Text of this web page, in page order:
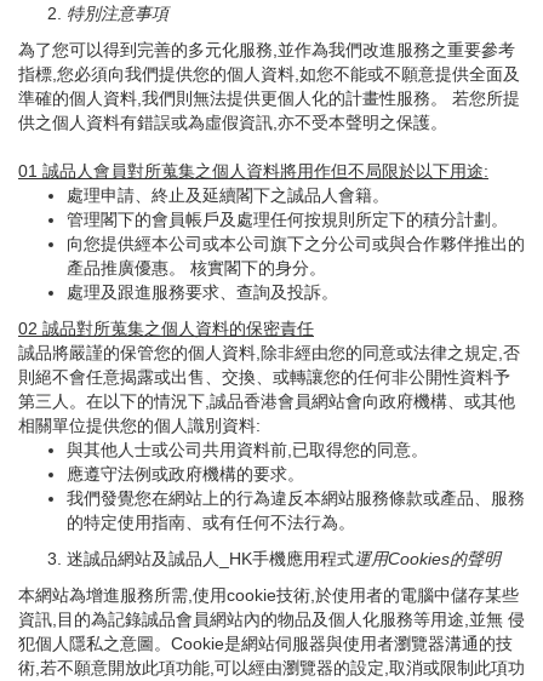
特別注意事項
為了您可以得到完善的多元化服務,並作為我們改進服務之重要參考
指標,您必須向我們提供您的個人資料,如您不能或不願意提供全面及
準確的個人資料,我們則無法提供更個人化的計畫性服務。 若您所提
供之個人資料有錯誤或為虛假資訊,亦不受本聲明之保護。
01 誠品人會員對所蒐集之個人資料將用作但不局限於以下用途:
處理申請、終止及延續閣下之誠品人會籍。
管理閣下的會員帳戶及處理任何按規則所定下的積分計劃。
向您提供經本公司或本公司旗下之分公司或與合作夥伴推出的
產品推廣優惠。 核實閣下的身分。
處理及跟進服務要求、查詢及投訴。
02 誠品對所蒐集之個人資料的保密責任
誠品將嚴謹的保管您的個人資料,除非經由您的同意或法律之規定,否
則絕不會任意揭露或出售、交換、或轉讓您的任何非公開性資料予
第三人。在以下的情況下,誠品香港會員網站會向政府機構、或其他
相關單位提供您的個人識別資料:
與其他人士或公司共用資料前,已取得您的同意。
應遵守法例或政府機構的要求。
我們發覺您在網站上的行為違反本網站服務條款或產品、服務
的特定使用指南、或有任何不法行為。
迷誠品網站及誠品人_HK手機應用程式運用Cookies的聲明
本網站為增進服務所需,使用cookie技術,於使用者的電腦中儲存某些
資訊,目的為記錄誠品會員網站內的物品及個人化服務等用途,並無 侵
犯個人隱私之意圖。Cookie是網站伺服器與使用者瀏覽器溝通的技
術,若不願意開放此項功能,可以經由瀏覽器的設定,取消或限制此項功